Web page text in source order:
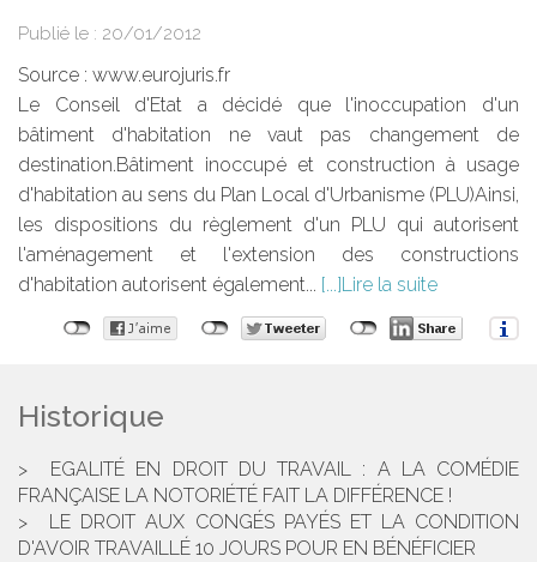
Publié le : 20/01/2012
Source : www.eurojuris.fr
Le Conseil d'Etat a décidé que l'inoccupation d'un
bâtiment d'habitation ne vaut pas changement de
destination.Bâtiment inoccupé et construction à usage
d'habitation au sens du Plan Local d'Urbanisme (PLU)Ainsi,
les dispositions du règlement d'un PLU qui autorisent
l'aménagement et l'extension des constructions
d'habitation autorisent également...
Lire la suite
Historique
EGALITÉ EN DROIT DU TRAVAIL : A LA COMÉDIE
FRANÇAISE LA NOTORIÉTÉ FAIT LA DIFFÉRENCE !
LE DROIT AUX CONGÉS PAYÉS ET LA CONDITION
D'AVOIR TRAVAILLÉ 10 JOURS POUR EN BÉNÉFICIER